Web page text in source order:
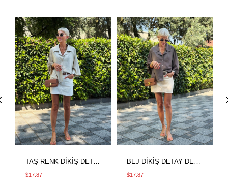
TAŞ RENK DİKİŞ DETAY DENIM ETEK
$17.87 $17.87